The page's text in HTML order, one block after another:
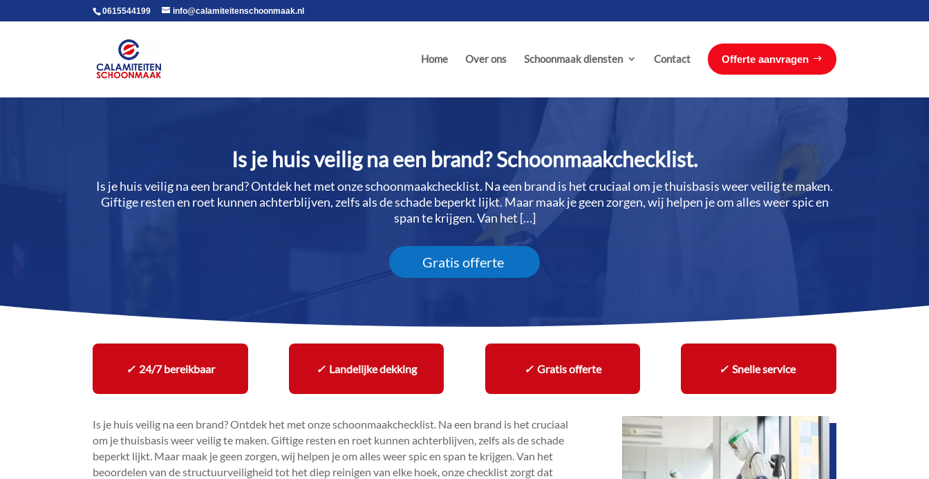
0615544199 info@calamiteitenschoonmaak.nl
Home Over ons Schoonmaak diensten Contact Offerte aanvragen
Is je huis veilig na een brand? Schoonmaakchecklist.​
Is je huis veilig na een brand? Ontdek het met onze schoonmaakchecklist.​ Na een brand is het cruciaal om je thuisbasis weer veilig te maken.​
Giftige resten en roet kunnen achterblijven, zelfs als de schade beperkt lijkt.​ Maar maak je geen zorgen, wij helpen je om alles weer spic en
span te krijgen.​ Van het […]
Gratis offerte
✓24/7 bereikbaar ✓ Landelijke dekking ✓Gratis offerte ✓Snelle service
Is je huis veilig na een brand? Ontdek het met onze schoonmaakchecklist.​ Na een brand is het cruciaal
om je thuisbasis weer veilig te maken.​ Giftige resten en roet kunnen achterblijven, zelfs als de schade
beperkt lijkt.​ Maar maak je geen zorgen, wij helpen je om alles weer spic en span te krijgen.​ Van het
beoordelen van de structuurveiligheid tot het diep reinigen van elke hoek, onze checklist zorgt dat